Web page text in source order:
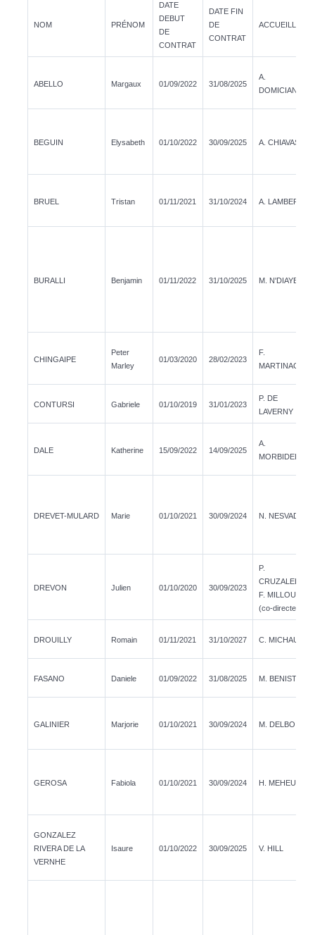
NOM PRÉNOM
DATE
DEBUT
DE
CONTRAT
DATE FIN
DE
CONTRAT
ACCUEILLANT
ABELLO Margaux 01/09/2022 31/08/2025
A.
DOMICIANO
BEGUIN Elysabeth 01/10/2022 30/09/2025 A. CHIAVASSA
BRUEL Tristan 01/11/2021 31/10/2024 A. LAMBERTS
BURALLI Benjamin 01/11/2022 31/10/2025 M. N'DIAYE
CHINGAIPE
Peter
Marley
01/03/2020 28/02/2023
F.
MARTINACHE
CONTURSI Gabriele 01/10/2019 31/01/2023
P. DE
LAVERNY
DALE Katherine 15/09/2022 14/09/2025
A.
MORBIDELLI
DREVET-MULARD Marie 01/10/2021 30/09/2024 N. NESVADBA
DREVON Julien 01/10/2020 30/09/2023
P.
CRUZALEBES/
F. MILLOUR
(co-directeur)
DROUILLY Romain 01/11/2021 31/10/2027 C. MICHAUT
FASANO Daniele 01/09/2022 31/08/2025 M. BENISTY
GALINIER Marjorie 01/10/2021 30/09/2024 M. DELBO
GEROSA Fabiola 01/10/2021 30/09/2024 H. MEHEUT
GONZALEZ
RIVERA DE LA
VERNHE
Isaure 01/10/2022 30/09/2025 V. HILL